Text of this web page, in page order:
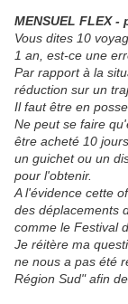
MENSUEL FLEX
Vous dites 10
1 an, est-ce une
Par rapport à la
réduction sur un
Il faut être en
Ne peut se faire
être acheté 10
un guichet ou un
pour l'obtenir.
A l'évidence cette
des déplacements
comme le Festival
Je réitère ma
ne nous a pas été
Région Sud" afin